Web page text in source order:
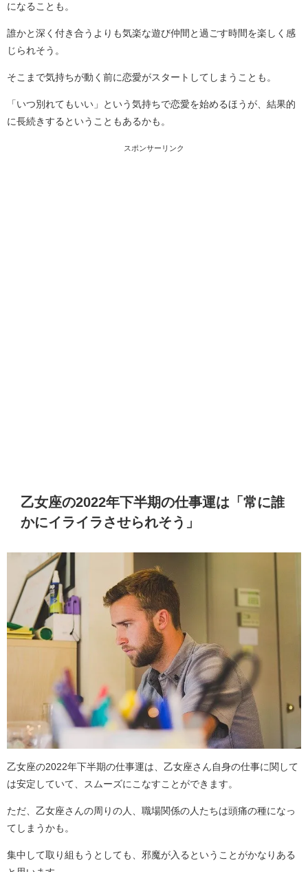
になることも。
誰かと深く付き合うよりも気楽な遊び仲間と過ごす時間を楽しく感
じられそう。
そこまで気持ちが動く前に恋愛がスタートしてしまうことも。
「いつ別れてもいい」という気持ちで恋愛を始めるほうが、結果的
に長続きするということもあるかも。
スポンサーリンク
乙女座の2022年下半期の仕事運は「常に誰
かにイライラさせられそう」
乙女座の2022年下半期の仕事運は、乙女座さん自身の仕事に関して
は安定していて、スムーズにこなすことができます。
ただ、乙女座さんの周りの人、職場関係の人たちは頭痛の種になっ
てしまうかも。
集中して取り組もうとしても、邪魔が入るということがかなりある